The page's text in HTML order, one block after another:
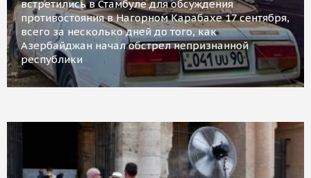
встретились в Стамбуле для обсуждения
противостояния в Нагорном Карабахе 17 сентября,
всего за несколько дней до того, как
Азербайджан начал обстрел непризнанной
республики